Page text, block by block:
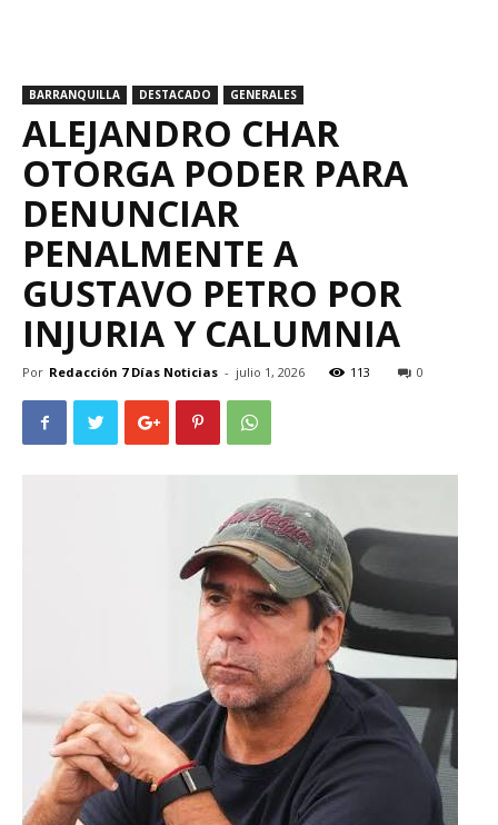
BARRANQUILLA DESTACADO GENERALES
ALEJANDRO CHAR
OTORGA PODER PARA
DENUNCIAR
PENALMENTE A
GUSTAVO PETRO POR
INJURIA Y CALUMNIA
Por Redacción 7 Días Noticias - julio 1, 2026 113 0